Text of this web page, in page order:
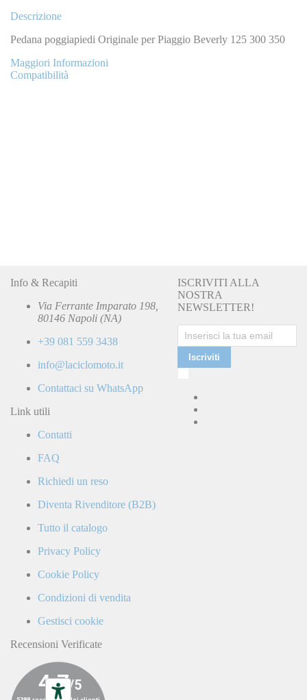
672624000C067672624000CPedana poggiapiedi sinistra
Piaggio Beverly 125 300 350 RST 10-20 672624000C
83,00 €
Descrizione
Pedana poggiapiedi Originale per Piaggio Beverly 125 300 350
Maggiori Informazioni
Compatibilità
Info & Recapiti
Via Ferrante Imparato 198,
80146 Napoli (NA)
+39 081 559 3438
info@laciclomoto.it
Contattaci su WhatsApp
Link utili
Contatti
FAQ
Richiedi un reso
Diventa Rivenditore (B2B)
Tutto il catalogo
Privacy Policy
Cookie Policy
Condizioni di vendita
Gestisci cookie
Recensioni Verificate
ISCRIVITI ALLA
NOSTRA
NEWSLETTER!
Iscriviti
e
accetto
la